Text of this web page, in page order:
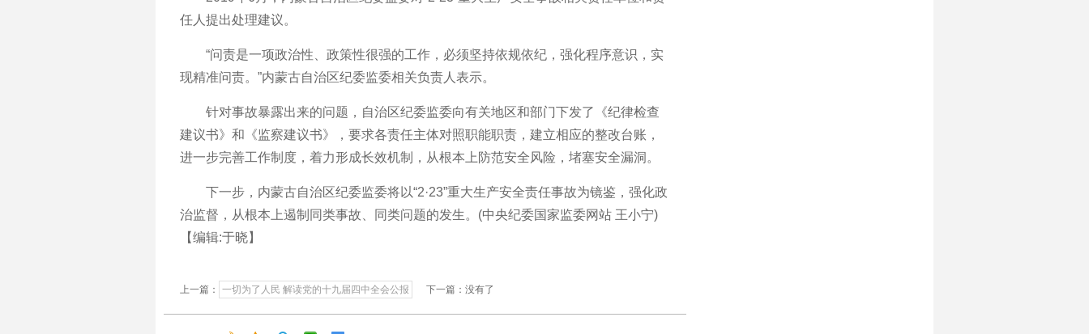
任人提出处理建议。
“问责是一项政治性、政策性很强的工作，必须坚持依规依纪，强化程序意识，实
现精准问责。”内蒙古自治区纪委监委相关负责人表示。
针对事故暴露出来的问题，自治区纪委监委向有关地区和部门下发了《纪律检查
建议书》和《监察建议书》，要求各责任主体对照职能职责，建立相应的整改台账，
进一步完善工作制度，着力形成长效机制，从根本上防范安全风险，堵塞安全漏洞。
下一步，内蒙古自治区纪委监委将以“2·23”重大生产安全责任事故为镜鉴，强化政
治监督，从根本上遏制同类事故、同类问题的发生。(中央纪委国家监委网站 王小宁)
【编辑:于晓】
上一篇： 一切为了人民 解读党的十九届四中全会公报 下一篇：没有了